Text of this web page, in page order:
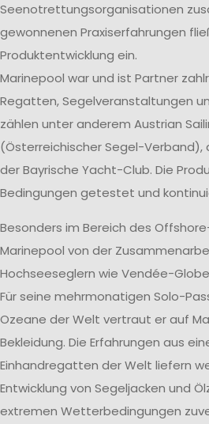
Seenotrettungsorganisationen
gewonnenen Praxiserfahrungen
Produktentwicklung ein.
Marinepool war und ist Partner
Regatten, Segelveranstaltungen
zählen unter anderem Austrian
(Österreichischer Segel-Verband),
der Bayrische Yacht-Club. Die
Bedingungen getestet und
Besonders im Bereich des
Marinepool von der
Hochseeseglern wie Vendée-
Für seine mehrmonatigen Solo-
Ozeane der Welt vertraut er auf
Bekleidung. Die Erfahrungen aus
Einhandregatten der Welt liefern
Entwicklung von Segeljacken und
extremen Wetterbedingungen